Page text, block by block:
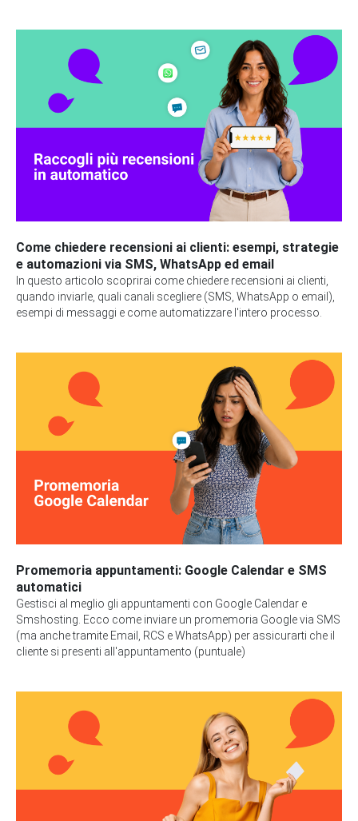
Come chiedere recensioni ai clienti: esempi, strategie
e automazioni via SMS, WhatsApp ed email
In questo articolo scoprirai come chiedere recensioni ai clienti,
quando inviarle, quali canali scegliere (SMS, WhatsApp o email),
esempi di messaggi e come automatizzare l'intero processo.
Promemoria appuntamenti: Google Calendar e SMS
automatici
Gestisci al meglio gli appuntamenti con Google Calendar e
Smshosting. Ecco come inviare un promemoria Google via SMS
(ma anche tramite Email, RCS e WhatsApp) per assicurarti che il
cliente si presenti all'appuntamento (puntuale)